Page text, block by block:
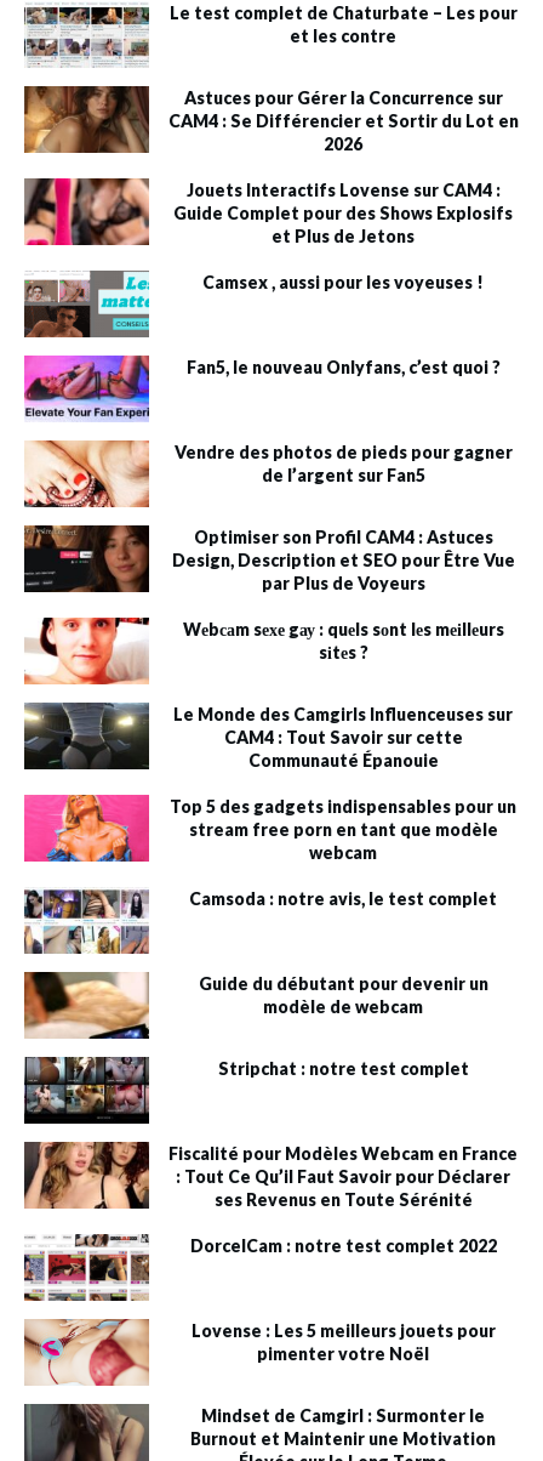
Le test complet de Chaturbate – Les pour
et les contre
Astuces pour Gérer la Concurrence sur
CAM4 : Se Différencier et Sortir du Lot en
2026
Jouets Interactifs Lovense sur CAM4 :
Guide Complet pour des Shows Explosifs
et Plus de Jetons
Camsex , aussi pour les voyeuses !
Fan5, le nouveau Onlyfans, c’est quoi ?
Vendre des photos de pieds pour gagner
de l’argent sur Fan5
Optimiser son Profil CAM4 : Astuces
Design, Description et SEO pour Être Vue
par Plus de Voyeurs
Wеbсаm sехе gау : quеls sоnt lеs mеіllеurs
sіtеs ?
Le Monde des Camgirls Influenceuses sur
CAM4 : Tout Savoir sur cette
Communauté Épanouie
Top 5 des gadgets indispensables pour un
stream free porn en tant que modèle
webcam
Camsoda : notre avis, le test complet
Guide du débutant pour devenir un
modèle de webcam
Stripchat : notre test complet
Fiscalité pour Modèles Webcam en France
: Tout Ce Qu’il Faut Savoir pour Déclarer
ses Revenus en Toute Sérénité
DorcelCam : notre test complet 2022
Lovense : Les 5 meilleurs jouets pour
pimenter votre Noël
Mindset de Camgirl : Surmonter le
Burnout et Maintenir une Motivation